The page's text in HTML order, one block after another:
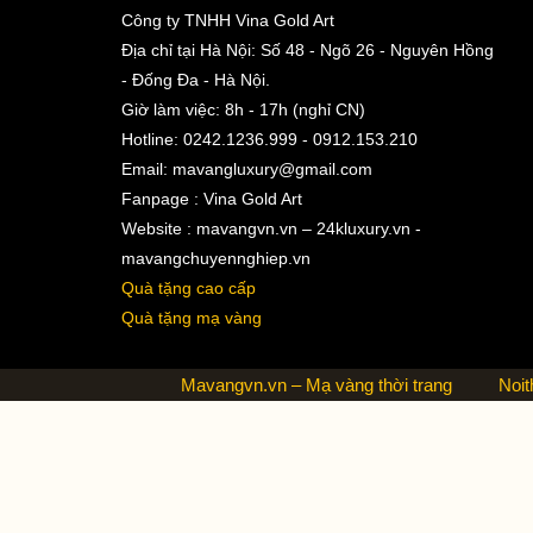
Công ty TNHH Vina Gold Art
Địa chỉ tại Hà Nội: Số 48 - Ngõ 26 - Nguyên Hồng
- Đống Đa - Hà Nội.
Giờ làm việc: 8h - 17h (nghỉ CN)
Hotline: 0242.1236.999 - 0912.153.210
Email: mavangluxury@gmail.com
Fanpage : Vina Gold Art
Website : mavangvn.vn – 24kluxury.vn -
mavangchuyennghiep.vn
Quà tặng cao cấp
Quà tặng mạ vàng
Mavangvn.vn – Mạ vàng thời trang